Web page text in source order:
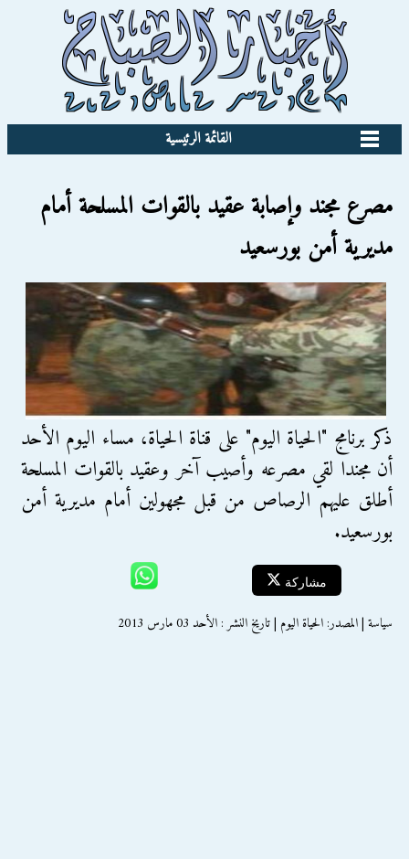
القائمة الرئيسية
مصرع مجند وإصابة عقيد بالقوات المسلحة أمام
مديرية أمن بورسعيد
ذكر برنامج "الحياة اليوم" على قناة الحياة، مساء اليوم الأحد
أن مجندا لقي مصرعه وأصيب آخر وعقيد بالقوات المسلحة
أطلق عليهم الرصاص من قبل مجهولين أمام مديرية أمن
بورسعيد.
مشاركة
سياسة | المصدر: الحياة اليوم | تاريخ النشر : الأحد 03 مارس 2013